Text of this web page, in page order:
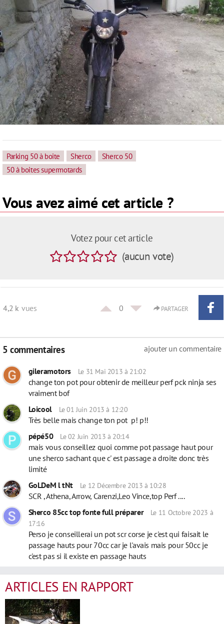
Parking 50 à boite Sherco
Sherco 50
50 à boites supermotards
Vous avez aimé cet article ?
Votez pour cet article
(aucun vote)
4,2 k vues 0 PARTAGER
5 commentaires ajouter un commentaire
gileramotors Le 31 Mai 2013 à 21:02
change ton pot pour obtenir de meilleur perf pck ninja ses
vraiment bof
Loicool
Le 01 Juin 2013 à 12:20
Très belle mais change ton pot p! p!!
pépé50
Le 02 Juin 2013 à 20:14
mais vous conseillez quoi comme pot passage haut pour
une sherco sachant que c' est passage a droite donc très
limité
GoLDeM l tNt
Le 12 Décembre 2013 à 10:28
SCR , Athena, Arrow, Carenzi,Leo Vince,top Perf ....
Sherco 85cc top fonte full préparer
Le 11 Octobre 2023 à
17:16
Perso je conseillerai un pot scr corse je c'est qui faisait le
passage hauts pour 70cc car je l'avais mais pour 50cc je
c'est pas si il existe en passage hauts
ARTICLES EN RAPPORT